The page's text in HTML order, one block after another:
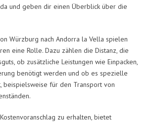
und geben dir einen Überblick über die
Würzburg nach Andorra la Vella spielen
eine Rolle. Dazu zählen die Distanz, die
ob zusätzliche Leistungen wie Einpacken,
benötigt werden und ob es spezielle
beispielsweise für den Transport von
zu erhalten, bietet